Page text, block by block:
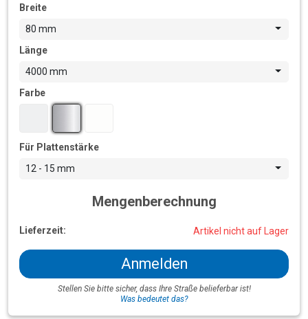
Breite
80 mm
Länge
4000 mm
Farbe
Für Plattenstärke
12 - 15 mm
Mengenberechnung
Lieferzeit: Artikel nicht auf Lager
Anmelden
Stellen Sie bitte sicher, dass Ihre Straße belieferbar ist!
Was bedeutet das?